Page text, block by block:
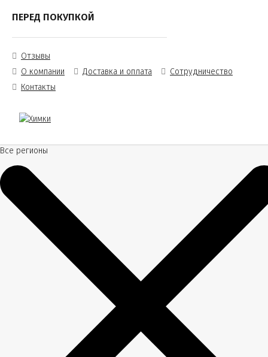
ПЕРЕД ПОКУПКОЙ
Отзывы
О компании
Доставка и оплата
Сотрудничество
Контакты
Все регионы